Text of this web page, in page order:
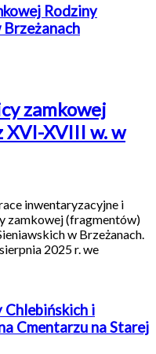
Rodziny
zamkowej
XVI-XVIII w. w
inwentaryzacyjne i
zamkowej (fragmentów)
w Brzeżanach.
2025 r. we
Chlebińskich i
Cmentarzu na Starej